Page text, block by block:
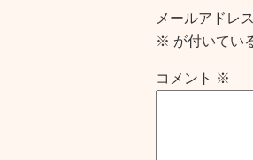
メールアドレ
※ が付いてい
コメント ※